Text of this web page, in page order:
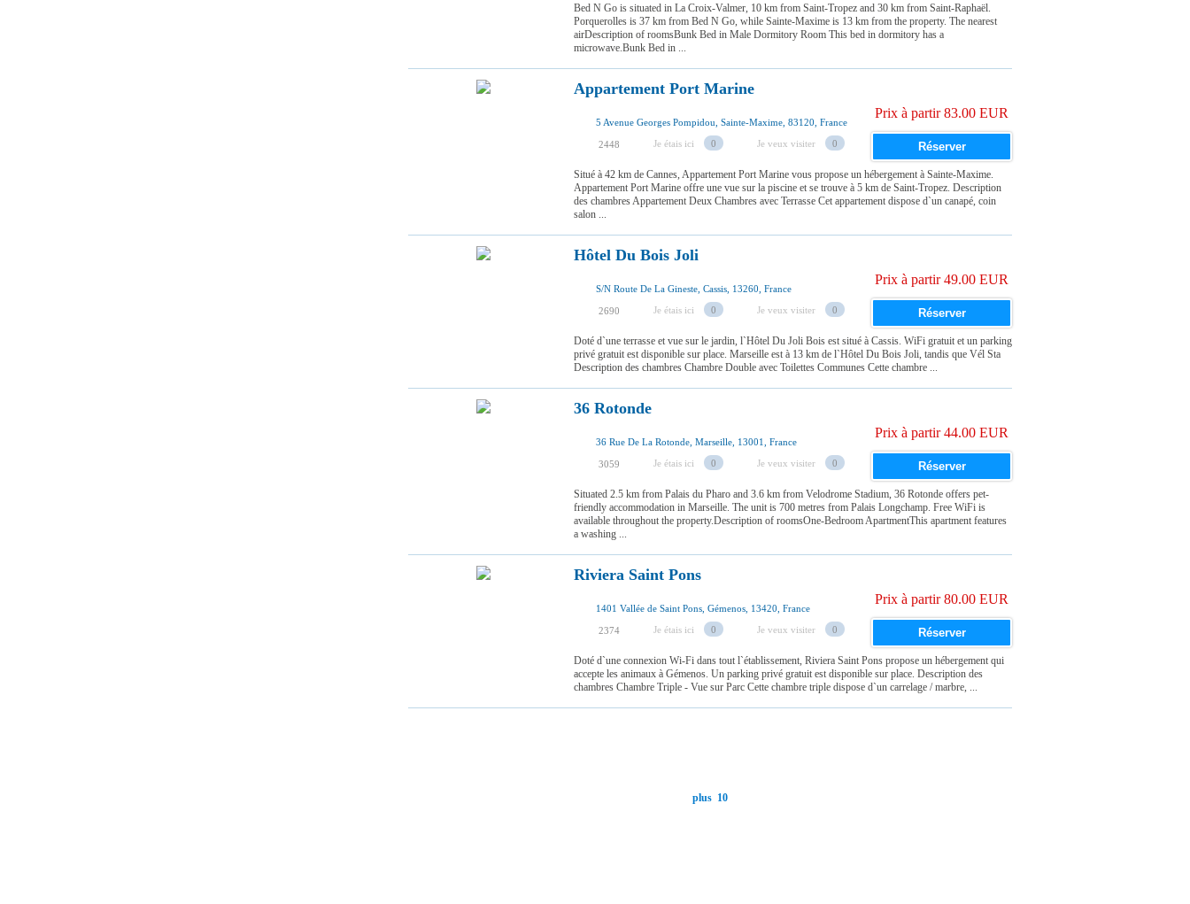
Bed N Go is situated in La Croix-Valmer, 10 km from Saint-Tropez and 30 km from Saint-Raphaël.
Porquerolles is 37 km from Bed N Go, while Sainte-Maxime is 13 km from the property. The nearest
airDescription of roomsBunk Bed in Male Dormitory Room This bed in dormitory has a
microwave.Bunk Bed in ...
Appartement Port Marine
5 Avenue Georges Pompidou, Sainte-Maxime, 83120, France
2448 Je étais ici 0 Je veux visiter 0
Prix à partir 83.00 EUR
Réserver
Situé à 42 km de Cannes, Appartement Port Marine vous propose un hébergement à Sainte-Maxime.
Appartement Port Marine offre une vue sur la piscine et se trouve à 5 km de Saint-Tropez. Description
des chambres Appartement Deux Chambres avec Terrasse Cet appartement dispose d`un canapé, coin
salon ...
Hôtel Du Bois Joli
S/N Route De La Gineste, Cassis, 13260, France
2690 Je étais ici 0 Je veux visiter 0
Prix à partir 49.00 EUR
Réserver
Doté d`une terrasse et vue sur le jardin, l`Hôtel Du Joli Bois est situé à Cassis. WiFi gratuit et un parking
privé gratuit est disponible sur place. Marseille est à 13 km de l`Hôtel Du Bois Joli, tandis que Vél Sta
Description des chambres Chambre Double avec Toilettes Communes Cette chambre ...
36 Rotonde
36 Rue De La Rotonde, Marseille, 13001, France
3059 Je étais ici 0 Je veux visiter 0
Prix à partir 44.00 EUR
Réserver
Situated 2.5 km from Palais du Pharo and 3.6 km from Velodrome Stadium, 36 Rotonde offers pet-
friendly accommodation in Marseille. The unit is 700 metres from Palais Longchamp. Free WiFi is
available throughout the property.Description of roomsOne-Bedroom ApartmentThis apartment features
a washing ...
Riviera Saint Pons
1401 Vallée de Saint Pons, Gémenos, 13420, France
2374 Je étais ici 0 Je veux visiter 0
Prix à partir 80.00 EUR
Réserver
Doté d`une connexion Wi-Fi dans tout l`établissement, Riviera Saint Pons propose un hébergement qui
accepte les animaux à Gémenos. Un parking privé gratuit est disponible sur place. Description des
chambres Chambre Triple - Vue sur Parc Cette chambre triple dispose d`un carrelage / marbre, ...
plus 10